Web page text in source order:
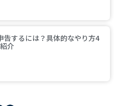
するには？具体的なやり方4
介